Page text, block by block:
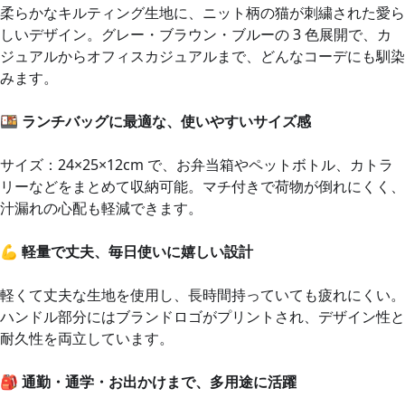
柔らかなキルティング生地に、ニット柄の猫が刺繍された愛ら
しいデザイン。グレー・ブラウン・ブルーの 3 色展開で、カ
ジュアルからオフィスカジュアルまで、どんなコーデにも馴染
みます。
🍱 ランチバッグに最適な、使いやすいサイズ感
サイズ：24×25×12cm で、お弁当箱やペットボトル、カトラ
リーなどをまとめて収納可能。マチ付きで荷物が倒れにくく、
汁漏れの心配も軽減できます。
💪 軽量で丈夫、毎日使いに嬉しい設計
軽くて丈夫な生地を使用し、長時間持っていても疲れにくい。
ハンドル部分にはブランドロゴがプリントされ、デザイン性と
耐久性を両立しています。
🎒 通勤・通学・お出かけまで、多用途に活躍